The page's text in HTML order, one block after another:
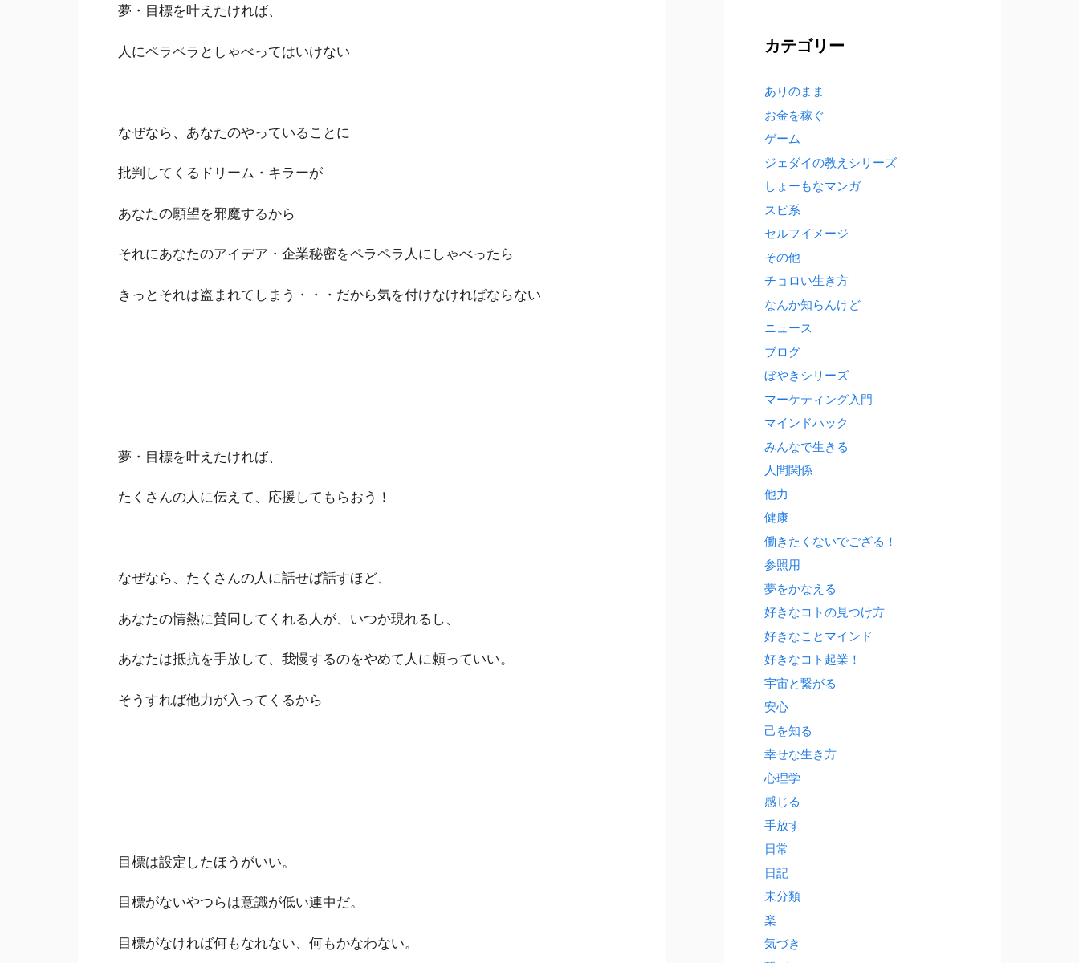
夢・目標を叶えたければ、
人にペラペラとしゃべってはいけない
なぜなら、あなたのやっていることに
批判してくるドリーム・キラーが
あなたの願望を邪魔するから
それにあなたのアイデア・企業秘密をペラペラ人にしゃべったら
きっとそれは盗まれてしまう・・・だから気を付けなければならない
夢・目標を叶えたければ、
たくさんの人に伝えて、応援してもらおう！
なぜなら、たくさんの人に話せば話すほど、
あなたの情熱に賛同してくれる人が、いつか現れるし、
あなたは抵抗を手放して、我慢するのをやめて人に頼っていい。
そうすれば他力が入ってくるから
目標は設定したほうがいい。
目標がないやつらは意識が低い連中だ。
目標がなければ何もなれない、何もかなわない。
カテゴリー
ありのまま
お金を稼ぐ
ゲーム
ジェダイの教えシリーズ
しょーもなマンガ
スピ系
セルフイメージ
その他
チョロい生き方
なんか知らんけど
ニュース
ブログ
ぼやきシリーズ
マーケティング入門
マインドハック
みんなで生きる
人間関係
他力
健康
働きたくないでござる！
参照用
夢をかなえる
好きなコトの見つけ方
好きなことマインド
好きなコト起業！
宇宙と繋がる
安心
己を知る
幸せな生き方
心理学
感じる
手放す
日常
日記
未分類
楽
気づき